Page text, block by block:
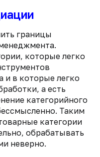
границы
которые легко
и в которые легко
а есть
категорийного
Таким
категории
обрабатывать
неверно.